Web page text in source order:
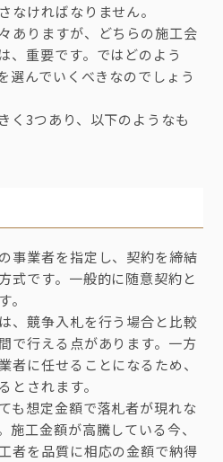
なければなりません。
ありますが、どちらの施工会
、重要です。ではどのよう
選んでいくべきなのでしょう
く3つあり、以下のようなも
事業者を指定し、契約を締結
式です。一般的に随意契約と
。
、競争入札を行う場合と比較
で行える点があります。一方
者に任せることになるため、
とされます。
も想定金額で落札者が現れな
施工金額が高騰している今、
者を品質に相応の金額で納得